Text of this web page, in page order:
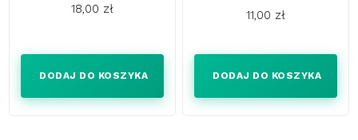
18,00 zł
DODAJ DO KOSZYKA
11,00 zł
DODAJ DO KOSZYKA